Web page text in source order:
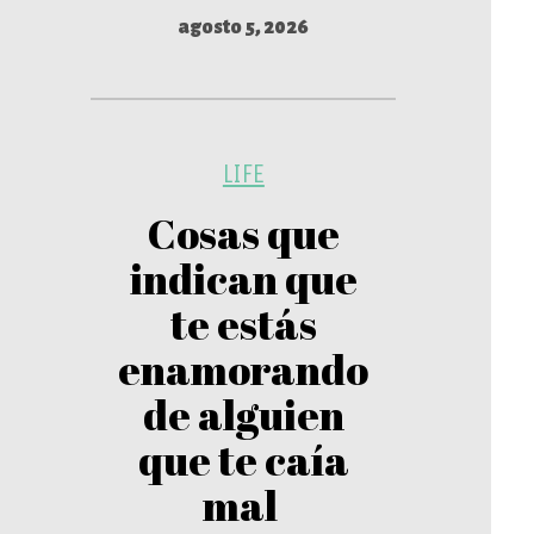
agosto 5, 2026
LIFE
Cosas que
indican que
te estás
enamorando
de alguien
que te caía
mal